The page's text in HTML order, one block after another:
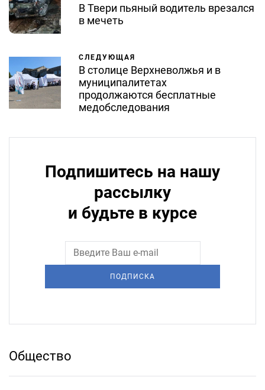
В Твери пьяный водитель врезался
в мечеть
СЛЕДУЮЩАЯ
В столице Верхневолжья и в
муниципалитетах
продолжаются бесплатные
медобследования
Подпишитесь на нашу
рассылку
и будьте в курсе
ПОДПИСКА
Общество